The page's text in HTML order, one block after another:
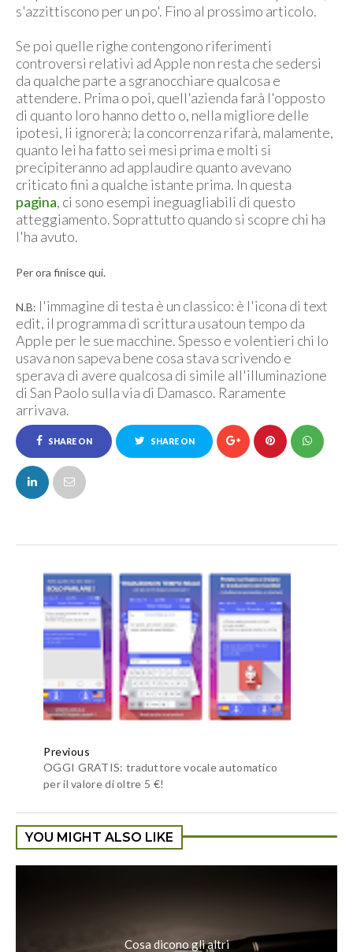
s'azzittiscono per un po'. Fino al prossimo articolo.
Se poi quelle righe contengono riferimenti
controversi relativi ad Apple non resta che sedersi
da qualche parte a sgranocchiare qualcosa e
attendere. Prima o poi, quell'azienda farà l'opposto
di quanto loro hanno detto o, nella migliore delle
ipotesi, li ignorerà; la concorrenza rifarà, malamente,
quanto lei ha fatto sei mesi prima e molti si
precipiteranno ad applaudire quanto avevano
criticato fini a qualche istante prima. In questa
pagina, ci sono esempi ineguagliabili di questo
atteggiamento. Soprattutto quando si scopre chi ha
l'ha avuto.
Per ora finisce qui.
N.B: l'immagine di testa è un classico: è l'icona di text
edit, il programma di scrittura usatoun tempo da
Apple per le sue macchine. Spesso e volentieri chi lo
usava non sapeva bene cosa stava scrivendo e
sperava di avere qualcosa di simile all'illuminazione
di San Paolo sulla via di Damasco. Raramente
arrivava.
SHARE ON
FACEBOOK
SHARE ON
Previous
OGGI GRATIS: traduttore vocale automatico
per il valore di oltre 5 €!
YOU MIGHT ALSO LIKE
Cosa dicono gli altri